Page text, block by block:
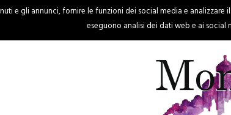
HOME CRONACA PALERMO REGIONE
e gli annunci, fornire le funzioni dei social media e
eseguono analisi dei dati web e ai social